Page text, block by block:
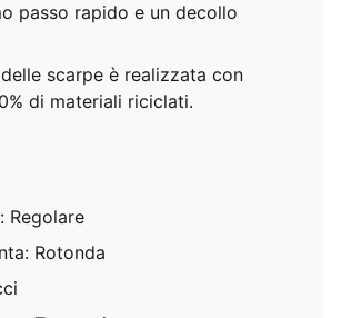
passo rapido e un decollo
scarpe è realizzata con
di materiali riciclati.
Regolare
Rotonda